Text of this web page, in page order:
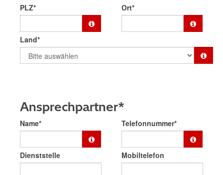
PLZ* Ort*
Land*
Ansprechpartner*
Name* Telefonnummer*
Dienststelle Mobiltelefon